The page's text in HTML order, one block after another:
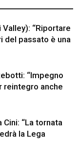
“Riportare
del passato è una
“Impegno
reintegro anche
“La tornata
la Lega